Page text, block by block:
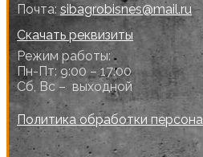
Почта:sibagrobisnes@mail.ru
Скачать реквизиты
Режим работы:
Пн-Пт: 9:00 – 17:00
Сб, Вс – выходной
Политика обработки